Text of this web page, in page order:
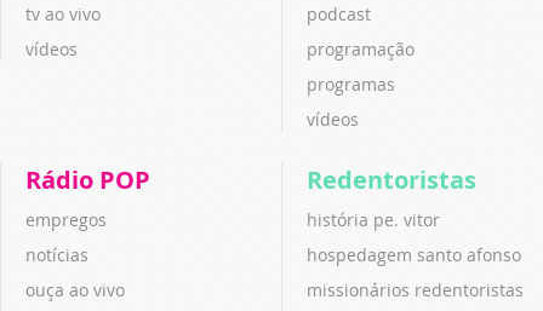
tv ao vivo
vídeos
podcast
programação
programas
vídeos
Rádio POP
empregos
notícias
ouça ao vivo
Redentoristas
história pe. vitor
hospedagem santo afonso
missionários redentoristas